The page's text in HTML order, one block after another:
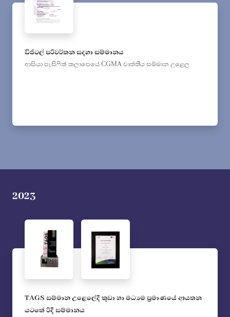
ඩිජිටල් පරිවර්තන සදහා සම්මානය
ආසියා පැසිෆික් කලාපෙයේ CGMA වෘත්තීය සම්මාන උළෙල
2023
TAGS සම්මාන උළෙලේදී කුඩා හා මධ්‍යම ප්‍රමාණයේ ආයතන
යටතේ රිදී සම්මානය